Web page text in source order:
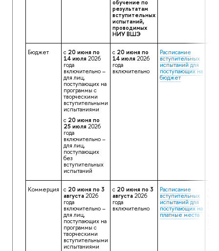
обучение по
результатам
вступительных
испытаний,
проводимых
НИУ ВШЭ
Бюджет с 20 июня по
14 июля 2026
года
включительно –
для лиц,
поступающих на
программы с
творческими
вступительными
испытаниями
с 20 июня по
25 июля 2026
года
включительно –
для лиц,
поступающих
без
вступительных
испытаний
с 20 июня по
14 июля 2026
года
включительно
Расписание
вступительных
испытаний для
поступающих на
бюджет
Коммерция с 20 июня по 3
августа2026
года
включительно –
для лиц,
поступающих на
программы с
творческими
вступительными
испытаниями
с 20 июня по 3
августа2026
года
включительно
Расписание
вступительных
испытаний для
поступающих на
платные места